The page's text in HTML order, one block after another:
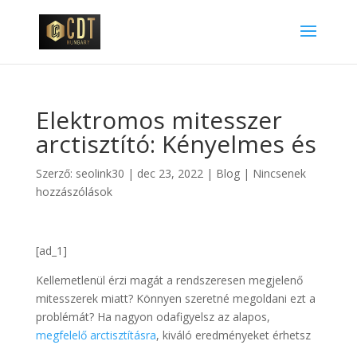
Elektromos mitesszer
arctisztító: Kényelmes és
Szerző: seolink30 | dec 23, 2022| Blog| Nincsenek
hozzászólások
[ad_1]
Kellemetlenül érzi magát a rendszeresen megjelenő
mitesszerek miatt? Könnyen szeretné megoldani ezt a
problémát? Ha nagyon odafigyelsz az alapos,
megfelelő arctisztításra, kiváló eredményeket érhetsz